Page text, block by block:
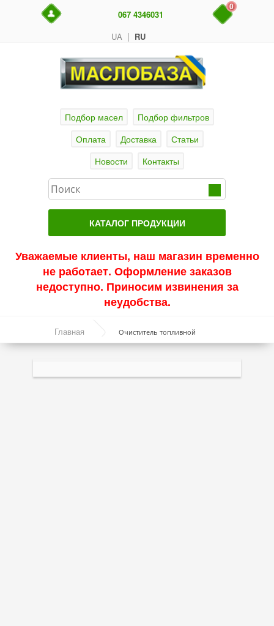
UA | RU
067 4346031
0
Подбор масел
Подбор фильтров
Оплата
Доставка
Статьи
Новости
Контакты
КАТАЛОГ ПРОДУКЦИИ
Актуальные продукты
Акции
Синтетические масла
Уважаемые клиенты, наш магазин временно
не работает. Оформление заказов
недоступно. Приносим извинения за
неудобства.
Главная Очиститель топливной